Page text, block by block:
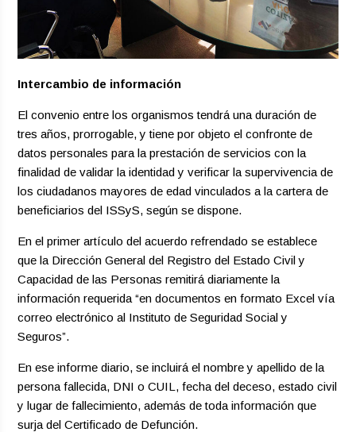
Intercambio de información
El convenio entre los organismos tendrá una duración de
tres años, prorrogable, y tiene por objeto el confronte de
datos personales para la prestación de servicios con la
finalidad de validar la identidad y verificar la supervivencia de
los ciudadanos mayores de edad vinculados a la cartera de
beneficiarios del ISSyS, según se dispone.
En el primer artículo del acuerdo refrendado se establece
que la Dirección General del Registro del Estado Civil y
Capacidad de las Personas remitirá diariamente la
información requerida “en documentos en formato Excel vía
correo electrónico al Instituto de Seguridad Social y
Seguros”.
En ese informe diario, se incluirá el nombre y apellido de la
persona fallecida, DNI o CUIL, fecha del deceso, estado civil
y lugar de fallecimiento, además de toda información que
surja del Certificado de Defunción.